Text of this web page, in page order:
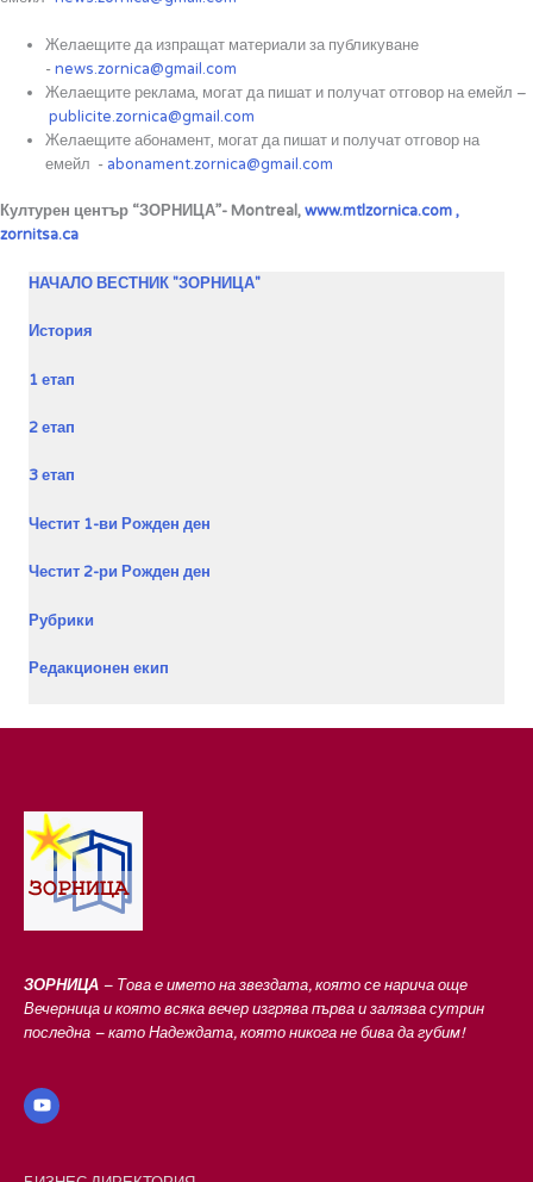
Желаещите да изпращат материали за публикуване
-news.zornica@gmail.com
Желаещите реклама, могат да пишат и получат отговор на емейл –
publicite.zornica@gmail.com
Желаещите абонамент, могат да пишат и получат отговор на
емейл - abonament.zornica@gmail.com
Културен център “ЗОРНИЦА”- Montreal,www.mtlzornica.com ,
zornitsa.ca
НАЧАЛО ВЕСТНИК "ЗОРНИЦА"
История
1 етап
2 етап
3 етап
Честит 1-ви Рожден ден
Честит 2-ри Рожден ден
Рубрики
Редакционен екип
ЗОРНИЦА – Това е името на звездата, която се нарича още
Вечерница и която всяка вечер изгрява първа и залязва сутрин
последна – като Надеждата, която никога не бива да губим!